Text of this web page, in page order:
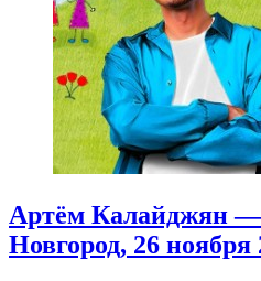
Артём Калайджян
Новгород, 26 ноября